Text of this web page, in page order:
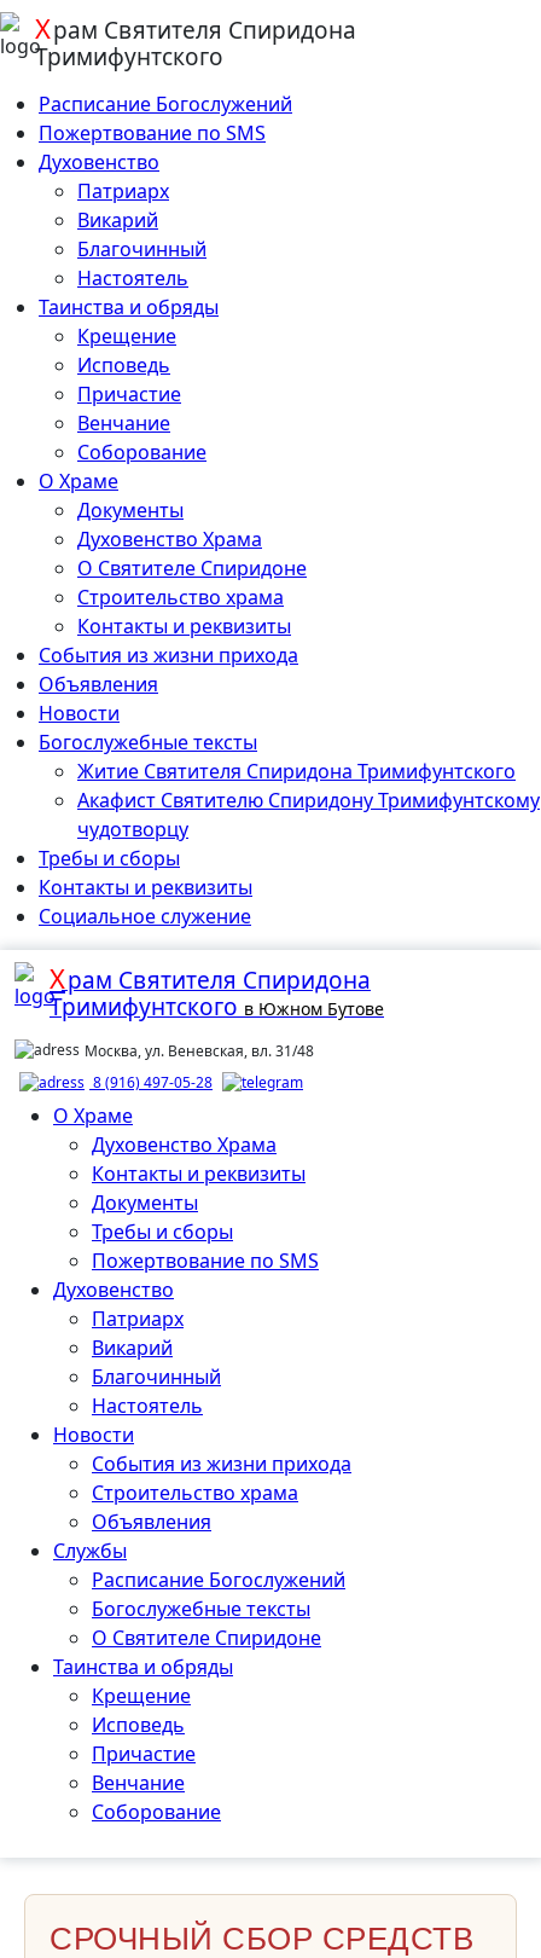
Перейти
к
Храм Святителя Спиридона
Тримифунтского
Расписание Богослужений
Пожертвование по SMS
Духовенство
Патриарх
Викарий
Благочинный
Настоятель
Таинства и обряды
Крещение
Исповедь
Причастие
Венчание
Соборование
О Храме
Документы
Духовенство Храма
О Святителе Спиридоне
Строительство храма
Контакты и реквизиты
События из жизни прихода
Объявления
Новости
Богослужебные тексты
Житие Cвятителя Спиридона Тримифунтского
Акафист Cвятителю Спиридону Тримифунтскому
чудотворцу
Требы и сборы
Контакты и реквизиты
Социальное служение
Храм Святителя Спиридона
Тримифунтского в Южном Бутове
Москва, ул. Веневская, вл. 31/48
8 (916) 497-05-28
О Храме
Духовенство Храма
Контакты и реквизиты
Документы
Требы и сборы
Пожертвование по SMS
Духовенство
Патриарх
Викарий
Благочинный
Настоятель
Новости
События из жизни прихода
Строительство храма
Объявления
Службы
Расписание Богослужений
Богослужебные тексты
О Святителе Спиридоне
Таинства и обряды
Крещение
Исповедь
Причастие
Венчание
Соборование
СРОЧНЫЙ СБОР СРЕДСТВ